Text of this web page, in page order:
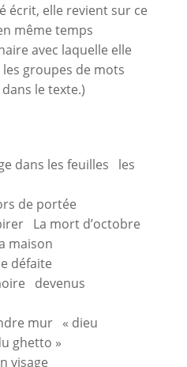
écrit, elle revient sur ce
même temps
avec laquelle elle
groupes de mots
le texte.)
dans les feuilles les
de portée
La mort d’octobre
maison
défaite
devenus
mur « dieu
ghetto »
visage